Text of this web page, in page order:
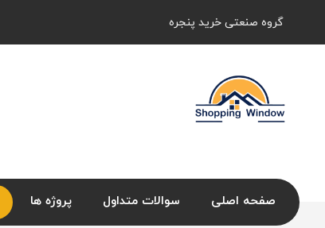
گروه صنعتی خرید پنجره
صفحه اصلی سوالات متداول پروژه ها